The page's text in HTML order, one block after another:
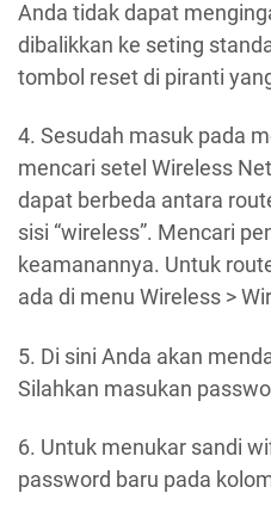
Anda tidak dapat
dibalikkan ke seting
tombol reset di piranti
4. Sesudah masuk pada
mencari setel Wireless
dapat berbeda antara
sisi “wireless”. Mencari
keamanannya. Untuk
ada di menu Wireless >
5. Di sini Anda akan
Silahkan masukan
6. Untuk menukar sandi
password baru pada